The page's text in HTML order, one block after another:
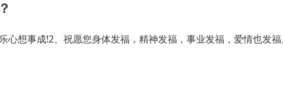
想事成!2、祝愿您身体发福，精神发福，事业发福，爱情也发福